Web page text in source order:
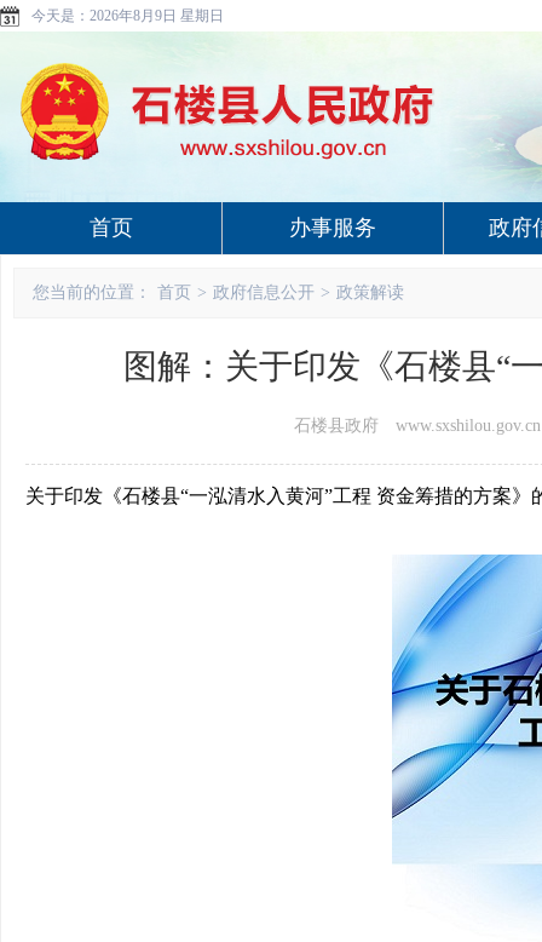
今天是： 2026年8月9日 星期日
首页 办事服务 政府
您当前的位置： 首页 > 政府信息公开 > 政策解读
图解：关于印发《石楼县“
石楼县政府 www.sxshilou.gov.cn
关于印发《石楼县“一泓清水入黄河”工程 资金筹措的方案》